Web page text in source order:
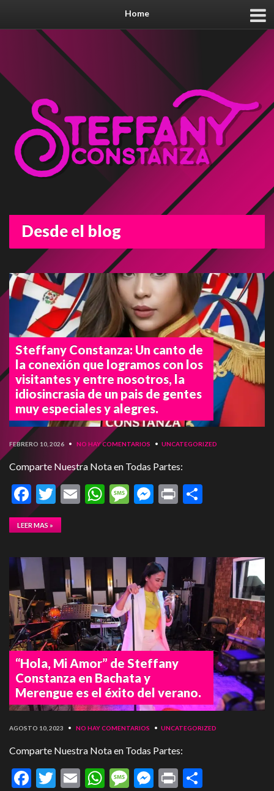
Home
Desde el blog
Steffany Constanza: Un canto de
la conexión que logramos con los
visitantes y entre nosotros, la
idiosincrasia de un pais de gentes
muy especiales y alegres.
FEBRERO 10, 2026 • NO HAY COMENTARIOS • UNCATEGORIZED
Comparte Nuestra Nota en Todas Partes:
Facebook
Twitter
EmailWhatsApp
Message
Messenger
Print
LEER MAS »
“Hola, Mi Amor” de Steffany
Constanza en Bachata y
Merengue es el éxito del verano.
AGOSTO 10, 2023 • NO HAY COMENTARIOS • UNCATEGORIZED
Comparte Nuestra Nota en Todas Partes:
Facebook
Twitter
EmailWhatsApp
Message
Messenger
Print